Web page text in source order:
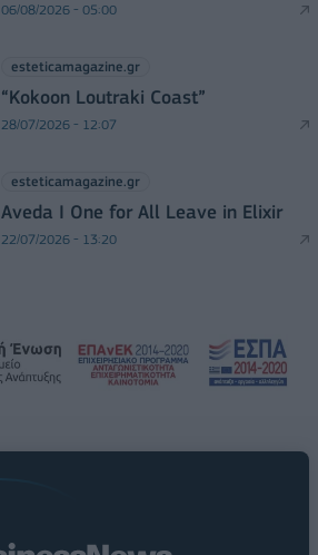
06/08/2026 - 05:00
esteticamagazine.gr
“Kokoon Loutraki Coast”
28/07/2026 - 12:07
esteticamagazine.gr
Aveda I One for All Leave in Elixir
22/07/2026 - 13:20